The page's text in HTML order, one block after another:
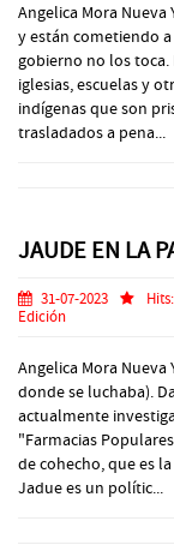
Angelica Mora
y están cometiendo
gobierno no los toca.
iglesias, escuelas y
indígenas que son
trasladados a pena...
JAUDE EN LA
31-07-2023 Hits:
Edición
Angelica Mora
donde se luchaba).
actualmente
"Farmacias
de cohecho, que es
Jadue es un polític...